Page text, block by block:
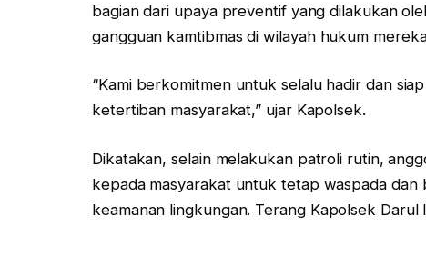
bagian dari upaya preventif yang dilakukan
gangguan kamtibmas di wilayah hukum
“Kami berkomitmen untuk selalu hadir dan
ketertiban masyarakat,” ujar Kapolsek.
Dikatakan, selain melakukan patroli rutin,
kepada masyarakat untuk tetap waspada dan
keamanan lingkungan. Terang Kapolsek Darul